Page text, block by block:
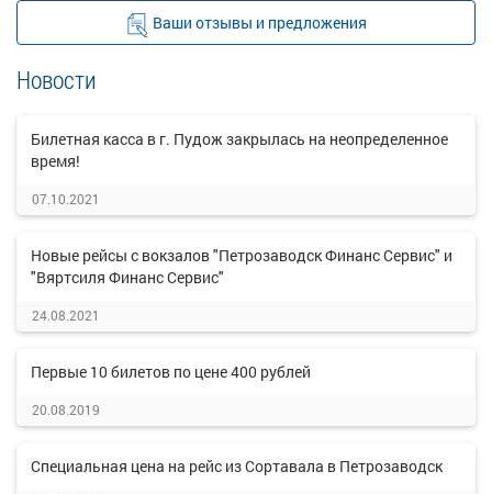
Ваши отзывы и предложения
Новости
Билетная касса в г. Пудож закрылась на неопределенное
время!
07.10.2021
Новые рейсы с вокзалов "Петрозаводск Финанс Сервис" и
"Вяртсиля Финанс Сервис"
24.08.2021
Первые 10 билетов по цене 400 рублей
20.08.2019
Специальная цена на рейс из Сортавала в Петрозаводск